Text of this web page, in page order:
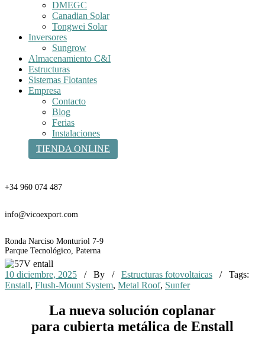
DMEGC
Canadian Solar
Tongwei Solar
Inversores
Sungrow
Almacenamiento C&I
Estructuras
Sistemas Flotantes
Empresa
Contacto
Blog
Ferias
Instalaciones
TIENDA ONLINE
Teléfono
+34 960 074 487
Email
info@vicoexport.com
Dirección
Ronda Narciso Monturiol 7-9
Parque Tecnológico, Paterna
10 diciembre, 2025 / By / Estructuras fotovoltaicas / Tags:
Enstall, Flush-Mount System, Metal Roof, Sunfer
La nueva solución coplanar
para cubierta metálica de Enstall